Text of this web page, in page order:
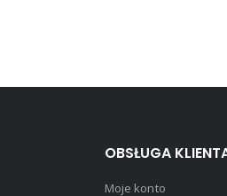
na
OBSŁUGA
Moje konto